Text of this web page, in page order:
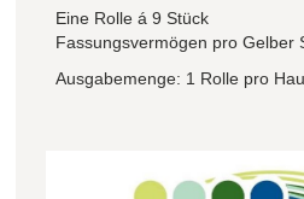
Eine Rolle á 9 Stück
Fassungsvermögen pro Gelber
Ausgabemenge: 1 Rolle pro